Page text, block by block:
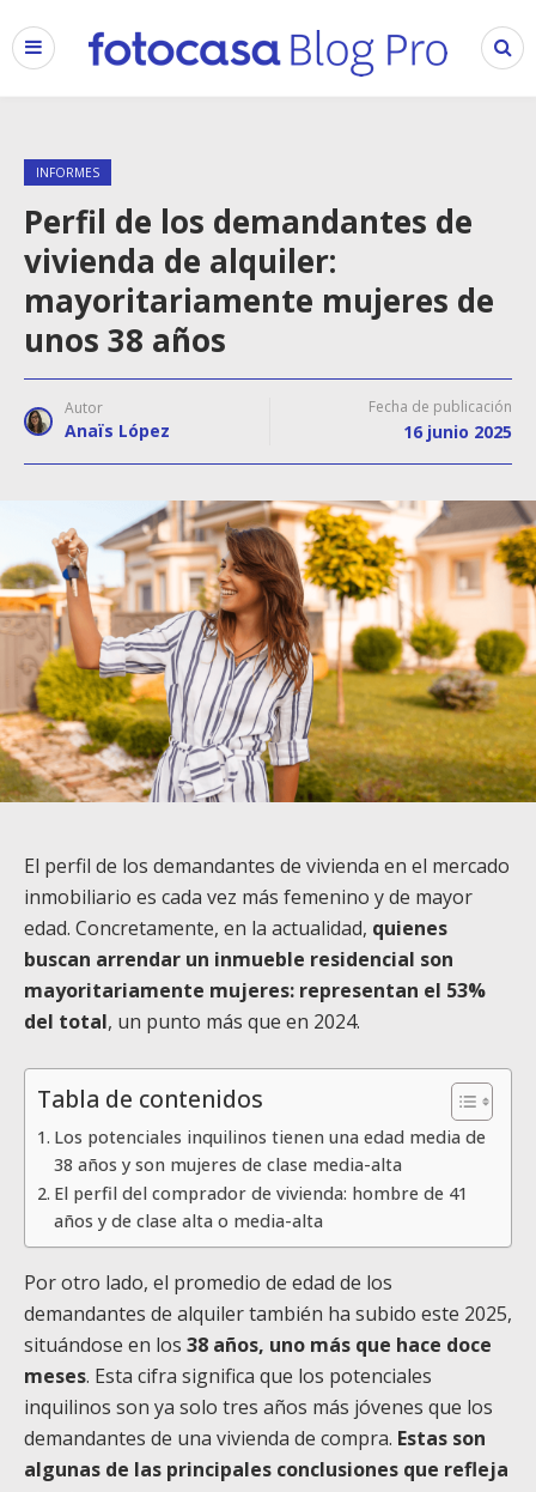
INFORMES
Perfil de los demandantes de
vivienda de alquiler:
mayoritariamente mujeres de
unos 38 años
Autor
Anaïs López
Fecha de publicación
16 junio 2025
El perfil de los demandantes de vivienda en el mercado
inmobiliario es cada vez más femenino y de mayor
edad. Concretamente, en la actualidad, quienes
buscan arrendar un inmueble residencial son
mayoritariamente mujeres: representan el 53%
del total, un punto más que en 2024.
Tabla de contenidos
Los potenciales inquilinos tienen una edad media de
38 años y son mujeres de clase media-alta
El perfil del comprador de vivienda: hombre de 41
años y de clase alta o media-alta
Por otro lado, el promedio de edad de los
demandantes de alquiler también ha subido este 2025,
situándose en los 38 años, uno más que hace doce
meses. Esta cifra significa que los potenciales
inquilinos son ya solo tres años más jóvenes que los
demandantes de una vivienda de compra. Estas son
algunas de las principales conclusiones que refleja